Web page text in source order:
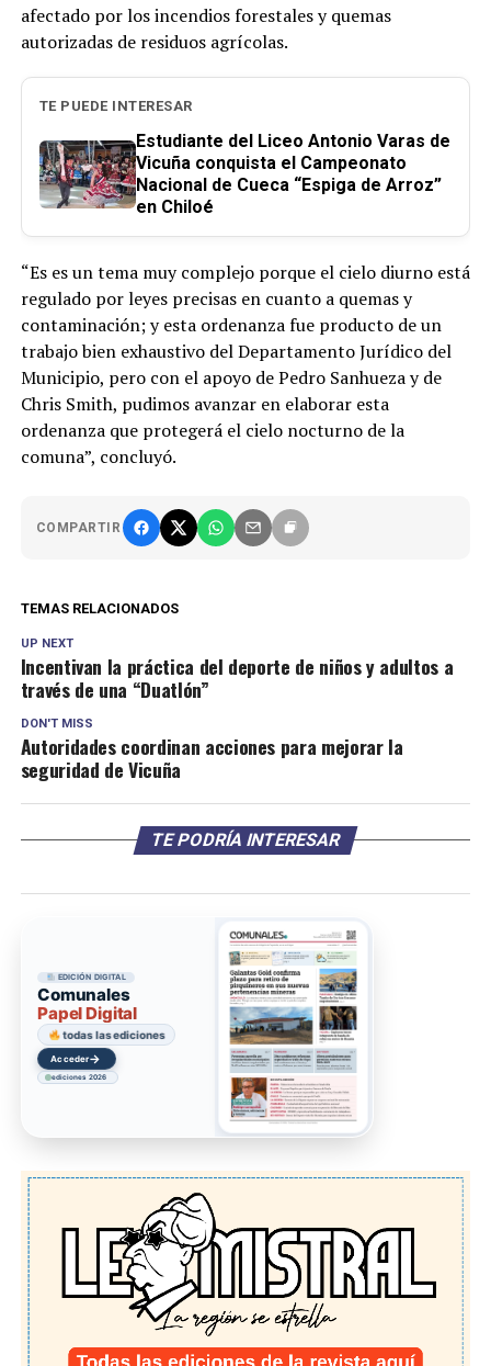
afectado por los incendios forestales y quemas
autorizadas de residuos agrícolas.
TE PUEDE INTERESAR
Estudiante del Liceo Antonio Varas de
Vicuña conquista el Campeonato
Nacional de Cueca “Espiga de Arroz”
en Chiloé
“Es es un tema muy complejo porque el cielo diurno está
regulado por leyes precisas en cuanto a quemas y
contaminación; y esta ordenanza fue producto de un
trabajo bien exhaustivo del Departamento Jurídico del
Municipio, pero con el apoyo de Pedro Sanhueza y de
Chris Smith, pudimos avanzar en elaborar esta
ordenanza que protegerá el cielo nocturno de la
comuna”, concluyó.
COMPARTIR
TEMAS RELACIONADOS
UP NEXT
Incentivan la práctica del deporte de niños y adultos a
través de una “Duatlón”
DON'T MISS
Autoridades coordinan acciones para mejorar la
seguridad de Vicuña
TE PODRÍA INTERESAR
EDICIÓN DIGITAL
Comunales
Papel Digital
todas las ediciones
Acceder→
ediciones 2026